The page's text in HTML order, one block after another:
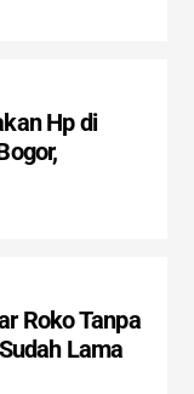
Hp di
Roko Tanpa
Lama